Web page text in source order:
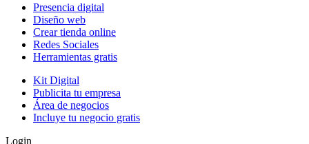
Presencia digital
Diseño web
Crear tienda online
Redes Sociales
Herramientas gratis
Kit Digital
Publicita tu empresa
Área de negocios
Incluye tu negocio gratis
Login